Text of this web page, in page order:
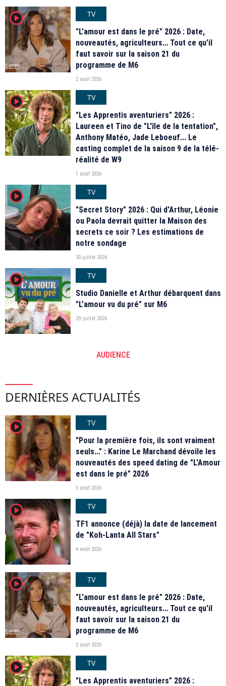
player2
TV
"L'amour est dans le pré" 2026 : Date,
nouveautés, agriculteurs… Tout ce qu'il
faut savoir sur la saison 21 du
programme de M6
2 août 2026
player2
TV
"Les Apprentis aventuriers" 2026 :
Laureen et Tino de "L'île de la tentation",
Anthony Matéo, Jade Leboeuf... Le
casting complet de la saison 9 de la télé-
réalité de W9
1 août 2026
player2
TV
"Secret Story" 2026 : Qui d'Arthur, Léonie
ou Paola devrait quitter la Maison des
secrets ce soir ? Les estimations de
notre sondage
30 juillet 2026
player2
TV
Studio Danielle et Arthur débarquent dans
"L’amour vu du pré" sur M6
29 juillet 2026
AUDIENCE
DERNIÈRES ACTUALITÉS
player2
TV
"Pour la première fois, ils sont vraiment
seuls…" : Karine Le Marchand dévoile les
nouveautés des speed dating de "L'Amour
est dans le pré" 2026
5 août 2026
player2
TV
TF1 annonce (déjà) la date de lancement
de "Koh-Lanta All Stars"
4 août 2026
player2
TV
"L'amour est dans le pré" 2026 : Date,
nouveautés, agriculteurs… Tout ce qu'il
faut savoir sur la saison 21 du
programme de M6
2 août 2026
player2
TV
"Les Apprentis aventuriers" 2026 :